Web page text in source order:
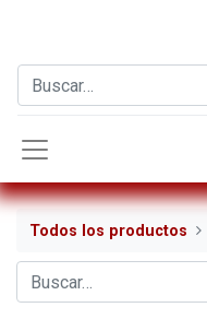
Todos los productos